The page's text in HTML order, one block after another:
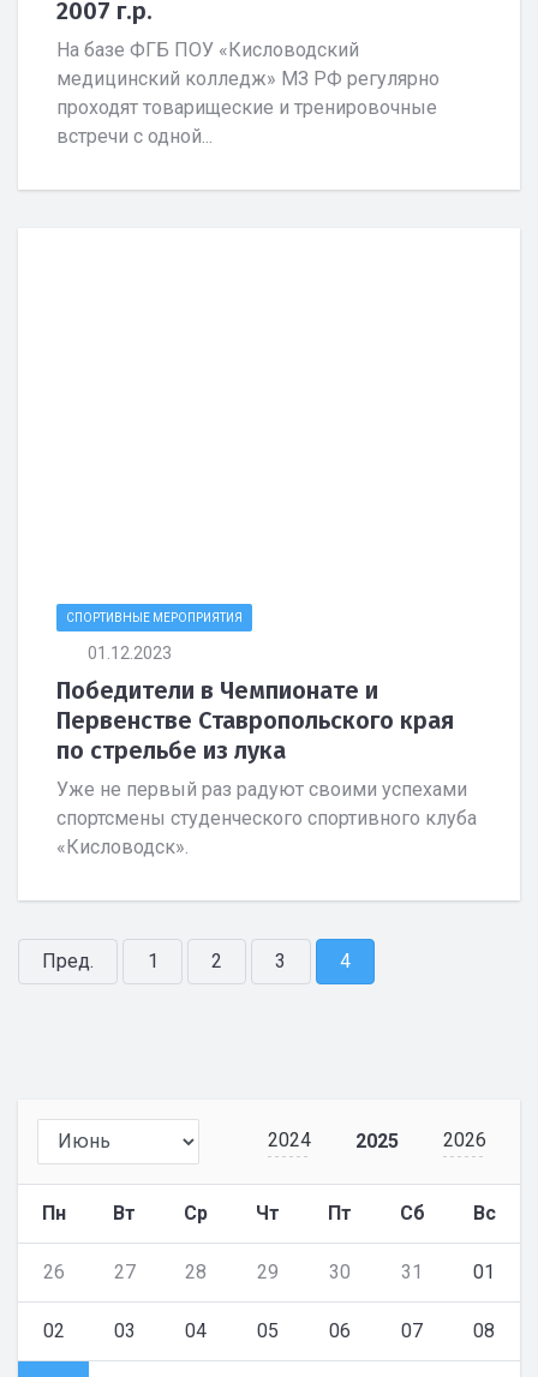
2024 2025 2026
Пн Вт Ср Чт Пт Сб Вс
26 27 28 29 30 31 01
02 03 04 05 06 07 08
2007 г.р.
На базе ФГБ ПОУ «Кисловодский
медицинский колледж» МЗ РФ регулярно
проходят товарищеские и тренировочные
встречи с одной...
СПОРТИВНЫЕ МЕРОПРИЯТИЯ
01.12.2023
Победители в Чемпионате и
Первенстве Ставропольского края
по стрельбе из лука
Уже не первый раз радуют своими успехами
спортсмены студенческого спортивного клуба
«Кисловодск».
Пред. 1 2 3 4